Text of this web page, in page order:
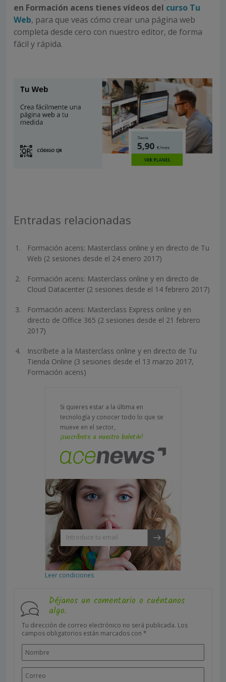
en Formación acens tienes vídeos del curso Tu
Web, para que veas cómo crear una página web
completa desde cero con nuestro editor, de forma
fácil y rápida.
Entradas relacionadas
Formación acens: Masterclass online y en directo de Tu
Web (2 sesiones desde el 24 enero 2017)
Formación acens: Masterclass online y en directo de
Cloud Datacenter (2 sesiones desde el 14 febrero 2017)
Formación acens: Masterclass Express online y en
directo de Office 365 (2 sesiones desde el 21 febrero
2017)
Inscríbete a la Masterclass online y en directo de Tu
Tienda Online (3 sesiones desde el 13 marzo 2017,
Formación acens)
Si quieres estar a la última en
tecnología y conocer todo lo que se
mueve en el sector,
¡suscríbete a nuestro boletín!
Leer condiciones
Déjanos un comentario o cuéntanos
algo.
Tu dirección de correo electrónico no será publicada. Los
campos obligatorios están marcados con *